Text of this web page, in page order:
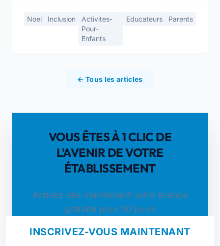
Noel Inclusion
Activites-
Pour-
Enfants
Educateurs Parents
← Tous les articles
VOUS ÊTES À 1 CLIC DE
L'AVENIR DE VOTRE
ÉTABLISSEMENT
Activez dès maintenant votre licence
gratuite pour 30 jours
INSCRIVEZ-VOUS MAINTENANT